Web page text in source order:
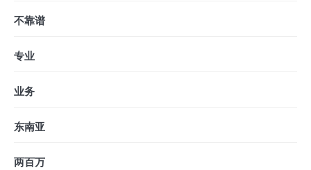
不靠谱
专业
业务
东南亚
两百万